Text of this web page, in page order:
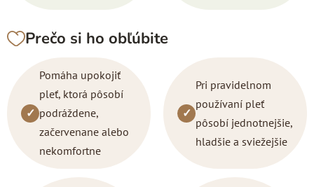
Prečo si ho obľúbite
✓
Pomáha upokojiť
pleť, ktorá pôsobí
podráždene,
začervenane alebo
nekomfortne
✓
Pri pravidelnom
používaní pleť
pôsobí jednotnejšie,
hladšie a sviežejšie